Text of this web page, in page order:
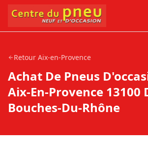
Retour Aix-en-Provence
Achat De Pneus
Aix-En-Provence 13100
Bouches-Du-Rhône